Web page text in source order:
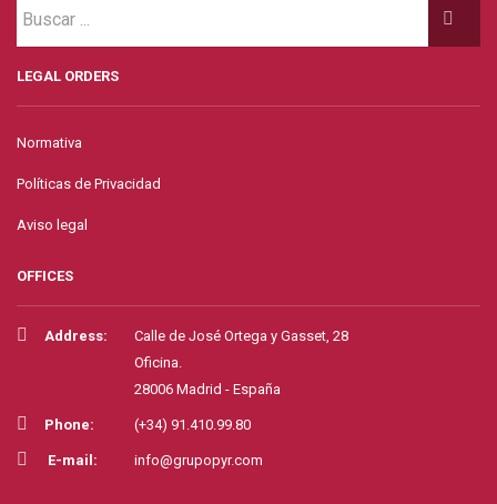
LEGAL ORDERS
Normativa
Políticas de Privacidad
Aviso legal
OFFICES
Address:
Calle de José Ortega y Gasset, 28
Oficina.
28006 Madrid - España
Phone: (+34) 91.410.99.80
E-mail: info@grupopyr.com